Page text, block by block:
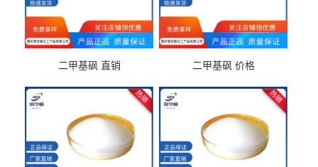
二甲基砜 直销 二甲基砜 价格